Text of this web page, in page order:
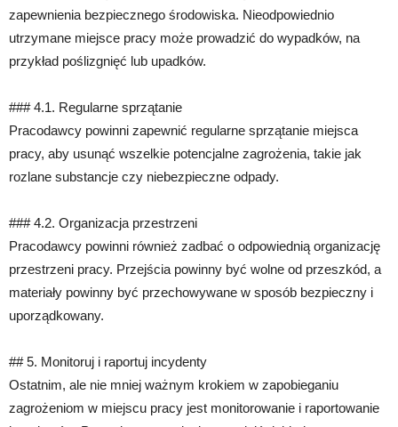
zapewnienia bezpiecznego środowiska. Nieodpowiednio
utrzymane miejsce pracy może prowadzić do wypadków, na
przykład poślizgnięć lub upadków.
### 4.1. Regularne sprzątanie
Pracodawcy powinni zapewnić regularne sprzątanie miejsca
pracy, aby usunąć wszelkie potencjalne zagrożenia, takie jak
rozlane substancje czy niebezpieczne odpady.
### 4.2. Organizacja przestrzeni
Pracodawcy powinni również zadbać o odpowiednią organizację
przestrzeni pracy. Przejścia powinny być wolne od przeszkód, a
materiały powinny być przechowywane w sposób bezpieczny i
uporządkowany.
## 5. Monitoruj i raportuj incydenty
Ostatnim, ale nie mniej ważnym krokiem w zapobieganiu
zagrożeniom w miejscu pracy jest monitorowanie i raportowanie